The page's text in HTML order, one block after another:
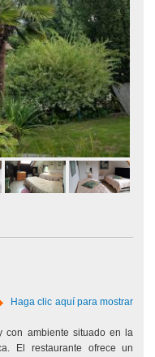
Haga clic aquí para mostrar
con ambiente situado en la
El restaurante ofrece un